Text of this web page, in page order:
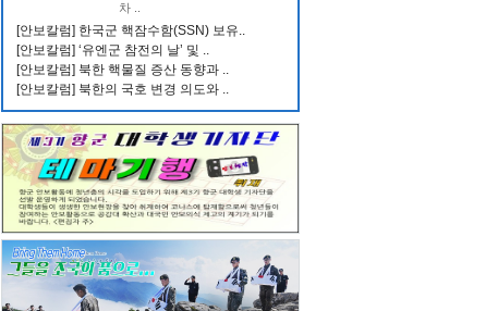
차 ..
[안보칼럼] 한국군 핵잠수함(SSN) 보유..
[안보칼럼] ‘유엔군 참전의 날’ 및 ..
[안보칼럼] 북한 핵물질 증산 동향과 ..
[안보칼럼] 북한의 국호 변경 의도와 ..